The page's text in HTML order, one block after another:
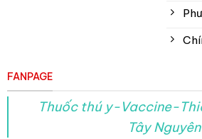
FANPAGE
Thuốc thú y-Vaccine-
Tây Nguyên